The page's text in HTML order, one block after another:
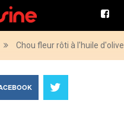
Chou fleur rôti à l'huile d'olive